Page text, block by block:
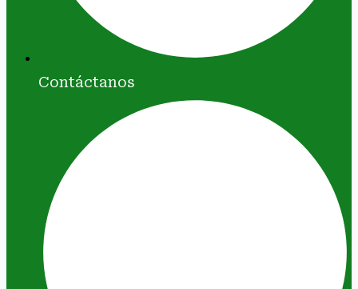
Contáctanos